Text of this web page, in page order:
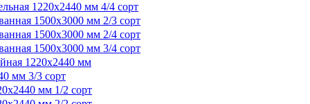
1220х2440 мм 4/4 сорт
1500х3000 мм 2/3 сорт
1500х3000 мм 2/4 сорт
1500х3000 мм 3/4 сорт
1220х2440 мм
мм 3/3 сорт
мм 1/2 сорт